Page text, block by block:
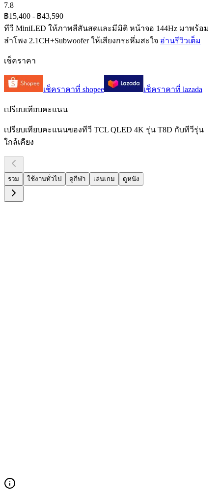
7.8
฿15,400 - ฿43,590
ทีวี MiniLED ให้ภาพสีสันสดและมีมิติ หน้าจอ 144Hz มาพร้อม
ลำโพง 2.1CH+Subwoofer ให้เสียงกระหึ่มสะใจ อ่านรีวิวเต็ม
เช็คราคา
เช็คราคาที่ shopee เช็คราคาที่ lazada
เปรียบเทียบคะแนน
เปรียบเทียบคะแนนของทีวี TCL QLED 4K รุ่น T8D กับทีวีรุ่น
ใกล้เคียง
รวม ใช้งานทั่วไป ดูกีฬา เล่นเกม ดูหนัง